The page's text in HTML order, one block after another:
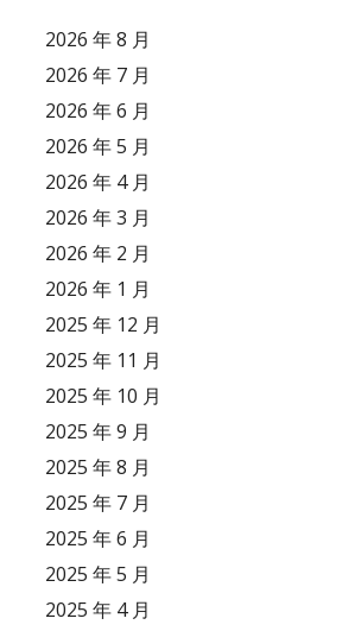
2026 年 8 月
2026 年 7 月
2026 年 6 月
2026 年 5 月
2026 年 4 月
2026 年 3 月
2026 年 2 月
2026 年 1 月
2025 年 12 月
2025 年 11 月
2025 年 10 月
2025 年 9 月
2025 年 8 月
2025 年 7 月
2025 年 6 月
2025 年 5 月
2025 年 4 月